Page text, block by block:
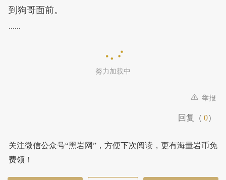
到狗哥面前。
......
努力加载中
举报
回复（ 0）
关注微信公众号“黑岩网”，方便下次阅读，更有海量岩币免
费领！